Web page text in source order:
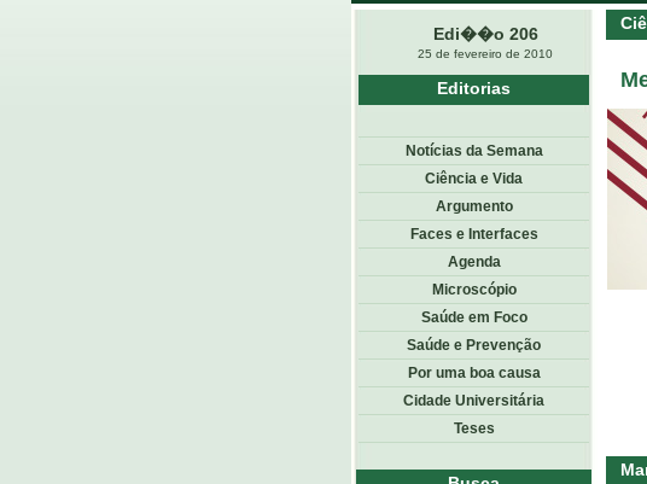
Edi��o 206
25 de fevereiro de 2010
Editorias
Notícias da Semana
Ciência e Vida
Argumento
Faces e Interfaces
Agenda
Microscópio
Saúde em Foco
Saúde e Prevenção
Por uma boa causa
Cidade Universitária
Teses